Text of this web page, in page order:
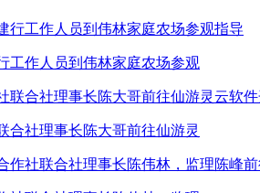
工作人员到伟林家庭农场参观
合社理事长陈大哥前往仙游灵